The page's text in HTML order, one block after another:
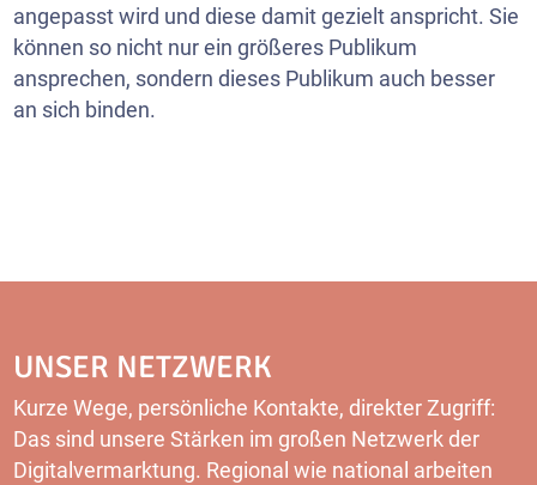
angepasst wird und diese damit gezielt anspricht. Sie
können so nicht nur ein größeres Publikum
ansprechen, sondern dieses Publikum auch besser
an sich binden.
UNSER NETZWERK
Kurze Wege, persönliche Kontakte, direkter Zugriff:
Das sind unsere Stärken im großen Netzwerk der
Digitalvermarktung. Regional wie national arbeiten